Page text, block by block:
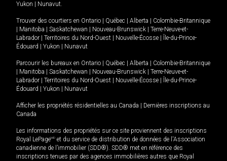
Yukon
Nunavut.
Trouver des courtiers en Ontario Québec Alberta
Colombie-Britannique
Manitoba Saskatchewan Nouveau-Brunswick
Terre-Neuve-et-
Labrador
Territoires du Nord-Ouest Nouvelle-Écosse
Île-du-Prince-
Édouard
Yukon Nunavut
Parcourir les bureaux en Ontario Québec Alberta
Colombie-Britannique
Manitoba Saskatchewan Nouveau-Brunswick
Terre-Neuve-et-
Labrador
Territoires du Nord-Ouest Nouvelle-Écosse
Île-du-Prince-
Édouard
Yukon Nunavut
Afficher les propriétés résidentielles au Canada
Dernières inscriptions au
Canada
Les informations des propriétés sur ce site proviennent des inscriptions
Royal LePageMD et du service de distribution de données de l'Association
canadienne de l’immobilier (SDD®). SDD® met en référence des
inscriptions tenues par des agences immobilières autres que Royal